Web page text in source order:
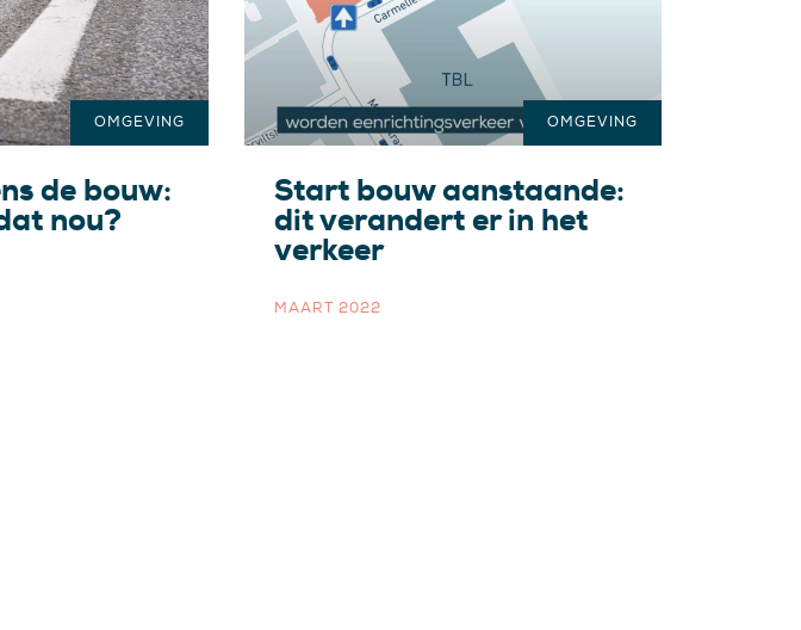
de bouw:
nou?
OMGEVING
Start bouw aanstaande:
dit verandert er in het
verkeer
MAART 2022
OMGEVING